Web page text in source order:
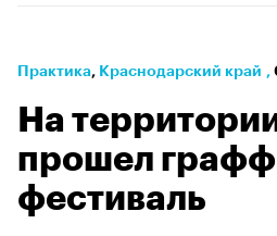
Практика⁠, Краснодарский край ,
На
прошел
фестиваль